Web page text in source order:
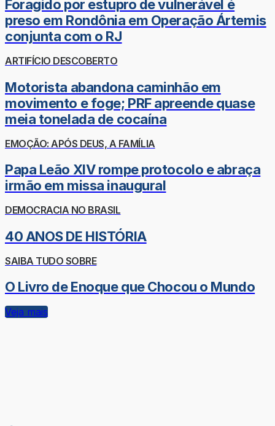
Foragido por estupro de vulnerável é
preso em Rondônia em Operação Ártemis
conjunta com o RJ
ARTIFÍCIO DESCOBERTO
Motorista abandona caminhão em
movimento e foge; PRF apreende quase
meia tonelada de cocaína
EMOÇÃO: APÓS DEUS, A FAMÍLIA
Papa Leão XIV rompe protocolo e abraça
irmão em missa inaugural
DEMOCRACIA NO BRASIL
40 ANOS DE HISTÓRIA
SAIBA TUDO SOBRE
O Livro de Enoque que Chocou o Mundo
Veja mais